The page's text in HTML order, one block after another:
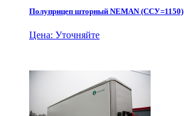
Полуприцеп шторный NEMAN (ССУ=1150)
Цена: Уточняйте